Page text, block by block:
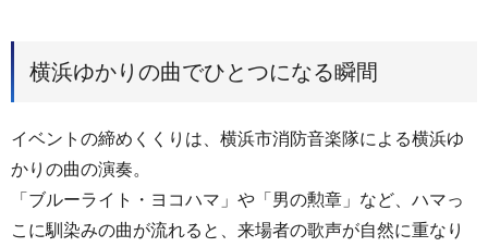
横浜ゆかりの曲でひとつになる瞬間
イベントの締めくくりは、横浜市消防音楽隊による横浜ゆ
かりの曲の演奏。
「ブルーライト・ヨコハマ」や「男の勲章」など、ハマっ
こに馴染みの曲が流れると、来場者の歌声が自然に重なり